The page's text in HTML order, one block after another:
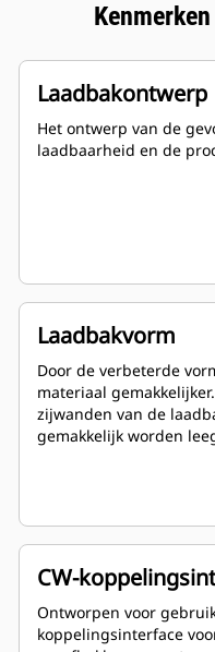
Laadbakontwerp
Het ontwerp van de
laadbaarheid en de
Laadbakvorm
Door de verbeterde
materiaal
zijwanden van de
gemakkelijk worden
CW-
Ontworpen voor
koppelingsinterface